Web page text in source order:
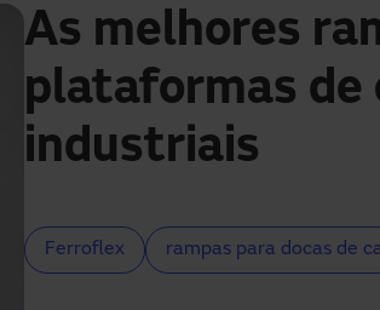
As melhores
plataformas de
industriais
Ferroflex rampas para docas de